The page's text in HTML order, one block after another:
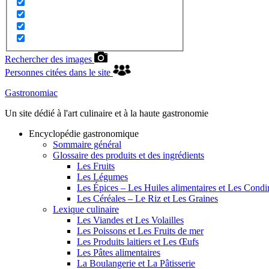
Rechercher des images
Personnes citées dans le site
Gastronomiac
Un site dédié à l'art culinaire et à la haute gastronomie
Encyclopédie gastronomique
Sommaire général
Glossaire des produits et des ingrédients
Les Fruits
Les Légumes
Les Épices – Les Huiles alimentaires et Les
Les Céréales – Le Riz et Les Graines
Lexique culinaire
Les Viandes et Les Volailles
Les Poissons et Les Fruits de mer
Les Produits laitiers et Les Œufs
Les Pâtes alimentaires
La Boulangerie et La Pâtisserie